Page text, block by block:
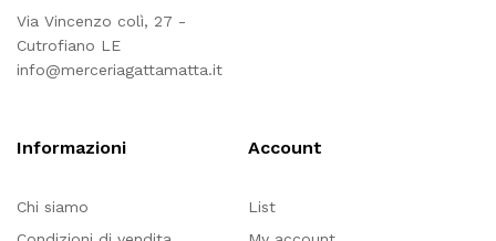
Via Vincenzo colì, 27 -
Cutrofiano LE
info@merceriagattamatta.it
Informazioni
Chi siamo
Account
List